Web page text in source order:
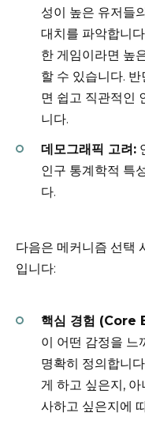
성이 높은 유저들
대치를 파악합니
한 게임이라면 높
할 수 있습니다.
면 쉽고 직관적인
니다.
데모그래픽 고려:
인구 통계학적 특
다.
다음은 메커니즘 선택
입니다:
핵심 경험
이 어떤 감정을 느
명확히 정의합니
게 하고 싶은지,
사하고 싶은지에